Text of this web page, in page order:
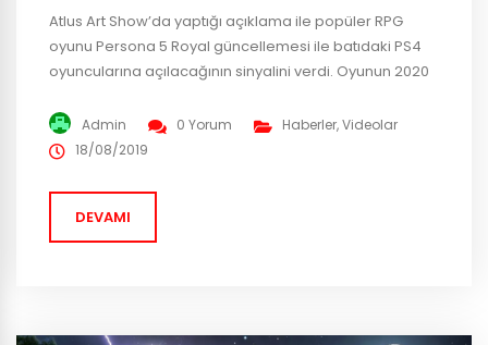
Atlus Art Show’da yaptığı açıklama ile popüler RPG
oyunu Persona 5 Royal güncellemesi ile batıdaki PS4
oyuncularına açılacağının sinyalini verdi. Oyunun 2020
verilmedi. Yayınlanan kısa fragmanda oyunun Royal
güncelleştirmesi ile ilgili bilgi verildi. Eminiz ki bu haberi
heyecanlanmaya başladı bile. En yeni ve en...
Admin 0 Yorum Haberler,Videolar
18/08/2019
DEVAMI